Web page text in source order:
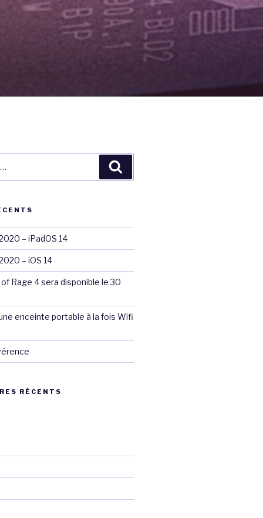
– iPadOS 14
– iOS 14
Rage 4 sera disponible le 30
enceinte portable à la fois Wifi
RÉCENTS